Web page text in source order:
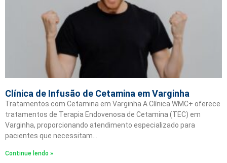
Clínica de Infusão de Cetamina em Varginha
Tratamentos com Cetamina em Varginha A Clínica WMC+ oferece
tratamentos de Terapia Endovenosa de Cetamina (TEC) em
Varginha, proporcionando atendimento especializado para
pacientes que necessitam…
Continue lendo »